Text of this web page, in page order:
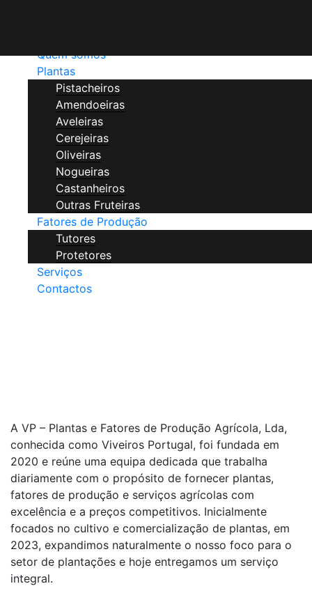
Quem somos
Plantas
Pistacheiros
Amendoeiras
Aveleiras
Cerejeiras
Oliveiras
Nogueiras
Castanheiros
Outras Fruteiras
Fatores de Produção
Tutores
Protetores
Serviços
Contactos
A VP – Plantas e Fatores de Produção Agrícola, Lda,
conhecida como Viveiros Portugal, foi fundada em
2020 e reúne uma equipa dedicada que trabalha
diariamente com o propósito de fornecer plantas,
fatores de produção e serviços agrícolas com
excelência e a preços competitivos. Inicialmente
focados no cultivo e comercialização de plantas, em
2023, expandimos naturalmente o nosso foco para o
setor de plantações e hoje entregamos um serviço
integral.